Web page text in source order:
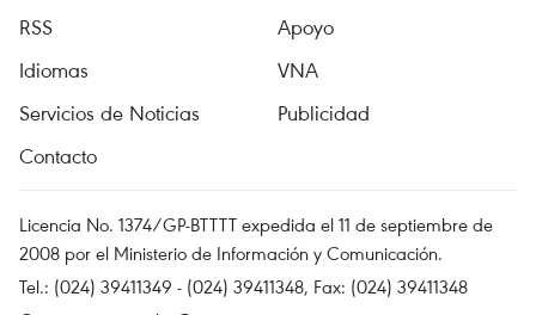
RSS
Apoyo
Idiomas
VNA
Servicios de Noticias
Publicidad
Contacto
Licencia No. 1374/GP-BTTTT expedida el 11 de septiembre de
2008 por el Ministerio de Información y Comunicación.
Tel.: (024) 39411349 - (024) 39411348, Fax: (024) 39411348